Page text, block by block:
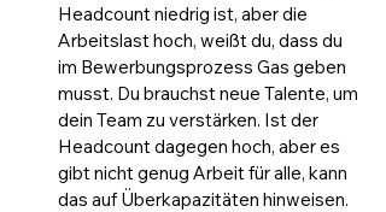
Headcount niedrig ist, aber die
Arbeitslast hoch, weißt du, dass du
im Bewerbungsprozess Gas geben
musst. Du brauchst neue Talente, um
dein Team zu verstärken. Ist der
Headcount dagegen hoch, aber es
gibt nicht genug Arbeit für alle, kann
das auf Überkapazitäten hinweisen.